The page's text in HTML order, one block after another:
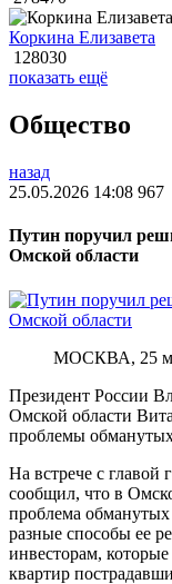
Коркина Елизавета
128030
показать ещё
Общество
назад
25.05.2026 14:08 967
Путин поручил
Омской области
МОСКВА, 25
Президент России
Омской области
проблемы
На встрече с главой
сообщил, что в
проблема
разные способы ее
инвесторам,
квартир